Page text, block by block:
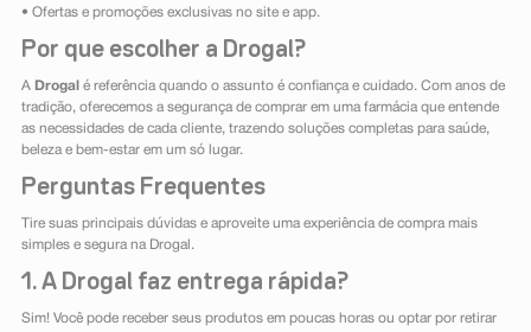
• Ofertas e promoções exclusivas no site e app.
Por que escolher a Drogal?
A Drogal é referência quando o assunto é confiança e cuidado. Com anos de
tradição, oferecemos a segurança de comprar em uma farmácia que entende
as necessidades de cada cliente, trazendo soluções completas para saúde,
beleza e bem-estar em um só lugar.
Perguntas Frequentes
Tire suas principais dúvidas e aproveite uma experiência de compra mais
simples e segura na Drogal.
1. A Drogal faz entrega rápida?
Sim! Você pode receber seus produtos em poucas horas ou optar por retirar